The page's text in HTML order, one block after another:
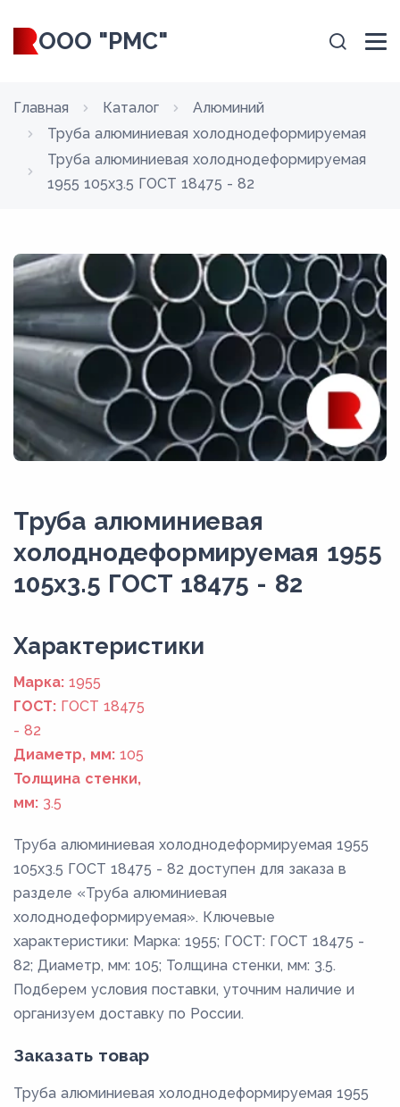
ООО "РМС"
Главная Каталог
Алюминий
Труба алюминиевая холоднодеформируемая
Труба алюминиевая холоднодеформируемая
1955 105x3.5 ГОСТ 18475 - 82
Труба алюминиевая
холоднодеформируемая 1955
105x3.5 ГОСТ 18475 - 82
Xарактеристики
Марка: 1955
ГОСТ: ГОСТ 18475
- 82
Диаметр, мм: 105
Толщина стенки,
мм: 3.5
Труба алюминиевая холоднодеформируемая 1955
105x3.5 ГОСТ 18475 - 82 доступен для заказа в
разделе «Труба алюминиевая
холоднодеформируемая». Ключевые
характеристики: Марка: 1955; ГОСТ: ГОСТ 18475 -
82; Диаметр, мм: 105; Толщина стенки, мм: 3.5.
Подберем условия поставки, уточним наличие и
организуем доставку по России.
Заказать товар
Труба алюминиевая холоднодеформируемая 1955